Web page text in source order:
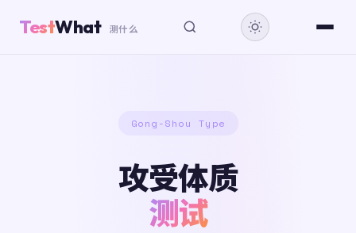
TestWhat 测什么
Gong-Shou Type
攻受体质
测试